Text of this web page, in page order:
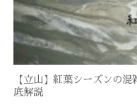
【立山】紅葉シーズンの
底解説